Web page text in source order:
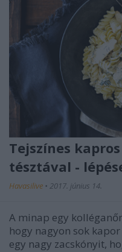
Tejszínes
tésztával -
Havasilive • 2017. június 14.
A minap egy
hogy nagyon sok
egy nagy zacskónyit,